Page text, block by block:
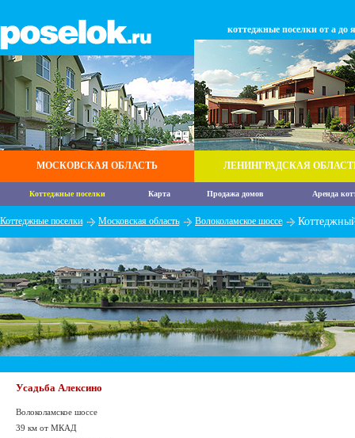
МОСКОВСКАЯ ОБЛАСТЬ
коттеджные поселки от а до я
ЛЕНИНГРАДСКАЯ
Коттеджные поселки Карта Продажа домов Аренда
Коттеджные поселки Московская область Волоколамское шоссе
Усадьба Алексино
Волоколамское шоссе
39 км от МКАД